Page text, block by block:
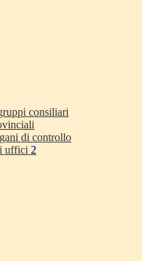
consiliari
di controllo
uffici 2